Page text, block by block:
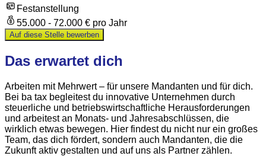
Festanstellung
55.000 - 72.000 € pro Jahr
Auf diese Stelle bewerben
Das erwartet dich
Arbeiten mit Mehrwert – für unsere Mandanten und für dich.
Bei ba tax begleitest du innovative Unternehmen durch
steuerliche und betriebswirtschaftliche Herausforderungen
und arbeitest an Monats- und Jahresabschlüssen, die
wirklich etwas bewegen. Hier findest du nicht nur ein großes
Team, das dich fördert, sondern auch Mandanten, die die
Zukunft aktiv gestalten und auf uns als Partner zählen.